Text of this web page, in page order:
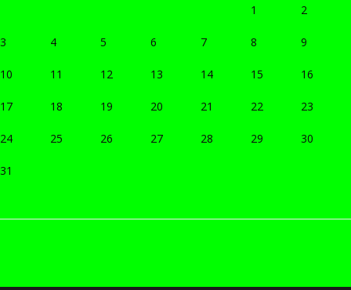
1
2
3 4 5 6 7 8 9
10 11 12 13 14 15 16
17 18 19 20 21 22 23
24 25 26 27 28 29 30
31